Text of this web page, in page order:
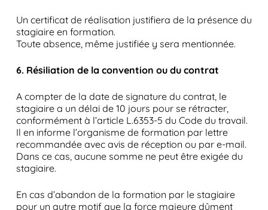
Un certificat de réalisation justifiera de la présence du
stagiaire en formation.
Toute absence, même justifiée y sera mentionnée.
6. Résiliation de la convention ou du contrat
A compter de la date de signature du contrat, le
stagiaire a un délai de 10 jours pour se rétracter,
conformément à l’article L.6353-5 du Code du travail.
Il en informe l’organisme de formation par lettre
recommandée avec avis de réception ou par e-mail.
Dans ce cas, aucune somme ne peut être exigée du
stagiaire.
En cas d’abandon de la formation par le stagiaire
pour un autre motif que la force majeure dûment